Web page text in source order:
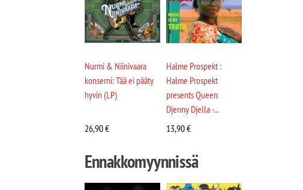
Nurmi & Niinivaara
konserni: Tää ei pääty
hyvin (LP)
26,90€
Halme Prospekt :
Halme Prospekt
presents Queen
Djenny Djella -...
13,90€
Ennakkomyynnissä